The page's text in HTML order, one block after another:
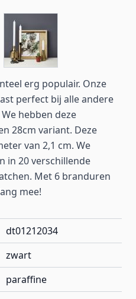
image
erg populair. Onze
perfect bij alle andere
hebben deze
28cm variant. Deze
van 2,1 cm. We
in 20 verschillende
Met 6 branduren
mee!
dt01212034
zwart
paraffine